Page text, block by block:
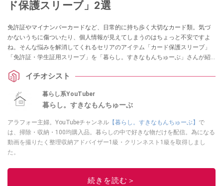
ド保護スリーブ」2選
免許証やマイナンバーカードなど、日常的に持ち歩く大切なカード類。気づ
かないうちに傷ついたり、個人情報が見えてしまうのはちょっと不安ですよ
ね。そんな悩みを解消してくれるセリアのアイテム「カード保護スリーブ」
「免許証・学生証用スリーブ」を「暮らし。すきなもんちゅーぶ」さんが紹
で、ぜひチェックしてみてくださいね。
イチオシスト
暮らし系YouTuber
暮らし。すきなもんちゅーぶ
アラフォー主婦。YouTubeチャンネル 【暮らし。すきなもんちゅーぶ】 で
は、掃除・収納・100均購入品。暮らしの中で好きな物だけを配信。為になる
動画を撮りたく整理収納アドバイザー1級・クリンネスト1級を取得しまし
た。
このイチオシストの他の記事を読む
続きを読む＞